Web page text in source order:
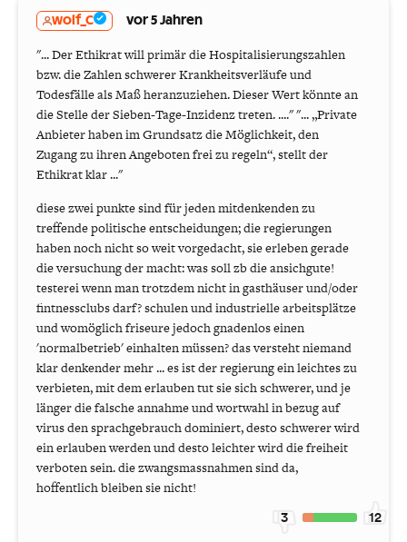
wolf_C vor 5 Jahren
"... Der Ethikrat will primär die Hospitalisierungszahlen
bzw. die Zahlen schwerer Krankheitsverläufe und
Todesfälle als Maß heranzuziehen. Dieser Wert könnte an
die Stelle der Sieben-Tage-Inzidenz treten. ...." "... „Private
Anbieter haben im Grundsatz die Möglichkeit, den
Zugang zu ihren Angeboten frei zu regeln“, stellt der
Ethikrat klar ..."
diese zwei punkte sind für jeden mitdenkenden zu
treffende politische entscheidungen; die regierungen
haben noch nicht so weit vorgedacht, sie erleben gerade
die versuchung der macht: was soll zb die ansichgute!
testerei wenn man trotzdem nicht in gasthäuser und/oder
fintnessclubs darf? schulen und industrielle arbeitsplätze
und womöglich friseure jedoch gnadenlos einen
'normalbetrieb' einhalten müssen? das versteht niemand
klar denkender mehr ... es ist der regierung ein leichtes zu
verbieten, mit dem erlauben tut sie sich schwerer, und je
länger die falsche annahme und wortwahl in bezug auf
virus den sprachgebrauch dominiert, desto schwerer wird
ein erlauben werden und desto leichter wird die freiheit
verboten sein. die zwangsmassnahmen sind da,
hoffentlich bleiben sie nicht!
3 12